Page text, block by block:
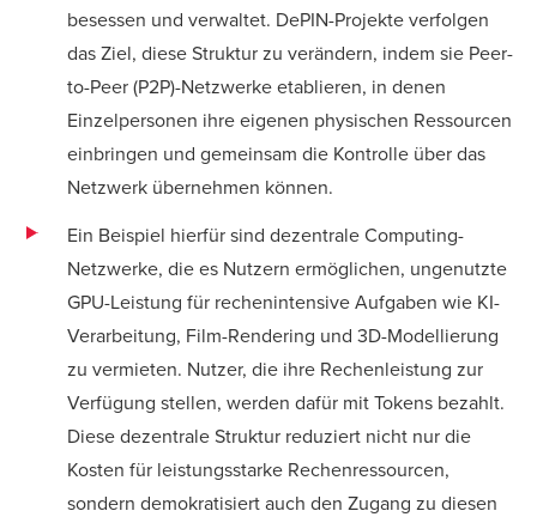
besessen und verwaltet. DePIN-Projekte verfolgen
das Ziel, diese Struktur zu verändern, indem sie Peer-
to-Peer (P2P)-Netzwerke etablieren, in denen
Einzelpersonen ihre eigenen physischen Ressourcen
einbringen und gemeinsam die Kontrolle über das
Netzwerk übernehmen können.
Ein Beispiel hierfür sind dezentrale Computing-
Netzwerke, die es Nutzern ermöglichen, ungenutzte
GPU-Leistung für rechenintensive Aufgaben wie KI-
Verarbeitung, Film-Rendering und 3D-Modellierung
zu vermieten. Nutzer, die ihre Rechenleistung zur
Verfügung stellen, werden dafür mit Tokens bezahlt.
Diese dezentrale Struktur reduziert nicht nur die
Kosten für leistungsstarke Rechenressourcen,
sondern demokratisiert auch den Zugang zu diesen